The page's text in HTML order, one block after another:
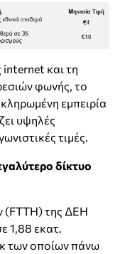
internet και τη
φωνής, το
εμπειρία
υψηλές
τιμές.
δίκτυο
(FTTH) της ΔΕΗ
1,88 εκατ.
των οποίων πάνω